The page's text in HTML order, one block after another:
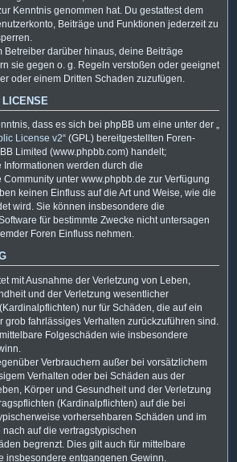
Kenntnis genommen hat. Du gestattest dem
Beiträge und Funktionen jederzeit zu
Betreiber darüber hinaus, deine Beiträge
sie gegen o. g. Regeln verstoßen oder geeignet
oder einem Dritten Schaden zuzufügen.
dass es sich bei phpBB um eine unter der „
License v2“ (GPL) bereitgestellten Foren-
Limited (www.phpbb.com) handelt;
Informationen werden durch die
unter www.phpbb.de zur Verfügung
keinen Einfluss auf die Art und Weise, wie die
wird. Sie können insbesondere die
für bestimmte Zwecke nicht untersagen
Foren Einfluss nehmen.
mit Ausnahme der Verletzung von Leben,
und der Verletzung wesentlicher
nur für Schäden, die auf ein
grob fahrlässiges Verhalten zurückzuführen sind.
Folgeschäden wie insbesondere
Verbrauchern außer bei vorsätzlichem
Verhalten oder bei Schäden aus der
Körper und Gesundheit und der Verletzung
(Kardinalpflichten) auf die bei
vorhersehbaren Schäden und im
auf die vertragstypischen
begrenzt. Dies gilt auch für mittelbare
insbesondere entgangenen Gewinn.